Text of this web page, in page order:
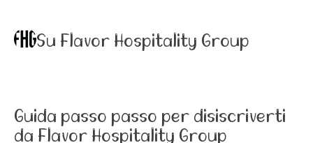
Su Flavor Hospitality Group
Guida passo passo per disiscriverti
da Flavor Hospitality Group